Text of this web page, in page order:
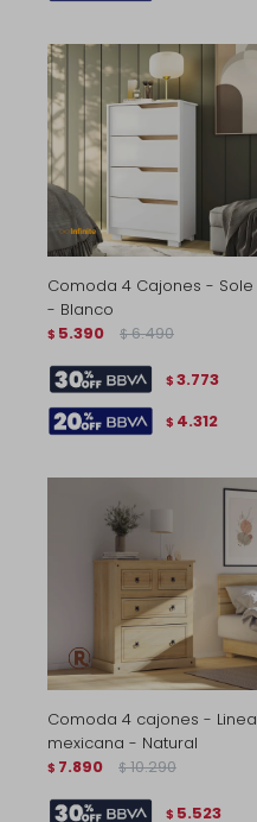
Comoda 4 Cajones - Sole
- Blanco
$ 5.390 $ 6.490
$ 3.773
$ 4.312
Comoda 4 cajones - Linea
mexicana - Natural
$ 7.890 $ 10.290
$ 5.523